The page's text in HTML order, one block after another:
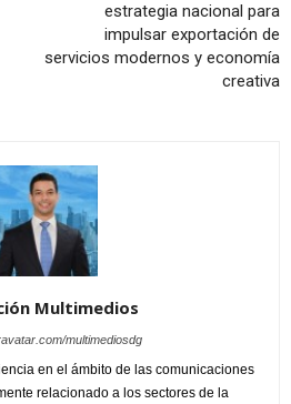
estrategia nacional para
impulsar exportación de
servicios modernos y economía
creativa
Multimedios
multimediosdg
en el ámbito de las comunicaciones
relacionado a los sectores de la